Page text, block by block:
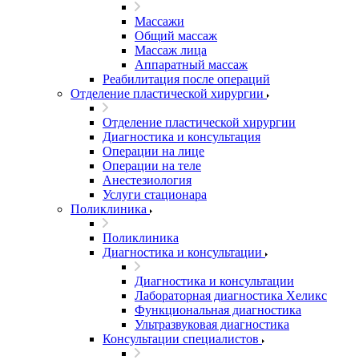
Массажи
Общий массаж
Массаж лица
Аппаратный массаж
Реабилитация после операций
Отделение пластической хирургии
Отделение пластической хирургии
Диагностика и консультация
Операции на лице
Операции на теле
Анестезиология
Услуги стационара
Поликлиника
Поликлиника
Диагностика и консультации
Диагностика и консультации
Лабораторная диагностика Хеликс
Функциональная диагностика
Ультразвуковая диагностика
Консультации специалистов